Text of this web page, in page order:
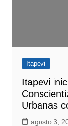
Itapevi
Itapevi
Urbanas
agosto 3,